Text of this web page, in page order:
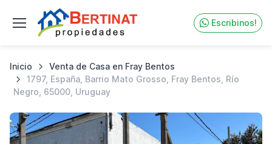
Escribinos!
Inicio
Venta de Casa en Fray Bentos
1797, España, Barrio Mato Grosso, Fray Bentos, Río
Negro, 65000, Uruguay